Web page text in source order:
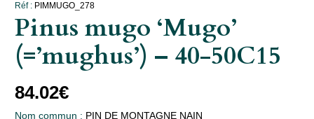
Réf : PIMMUGO_278
Pinus mugo ‘Mugo’
(=’mughus’) – 40-50C15
84.02€
Nom commun : PIN DE MONTAGNE NAIN